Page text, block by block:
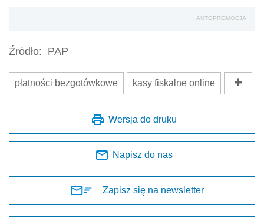
AUTOPROMOCJA
Źródło: PAP
płatności bezgotówkowe kasy fiskalne online
Wersja do druku
Napisz do nas
Zapisz się na newsletter